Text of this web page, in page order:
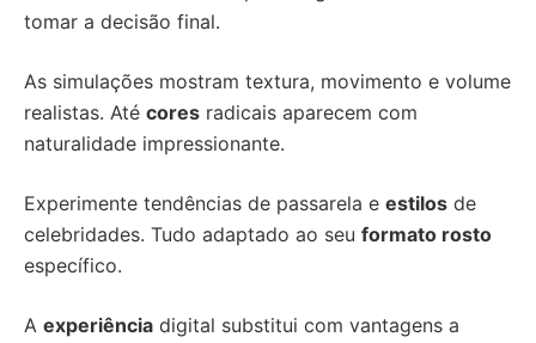
tomar a decisão final.
As simulações mostram textura, movimento e volume
realistas. Até cores radicais aparecem com
naturalidade impressionante.
Experimente tendências de passarela e estilos de
celebridades. Tudo adaptado ao seu formato rosto
específico.
A experiência digital substitui com vantagens a